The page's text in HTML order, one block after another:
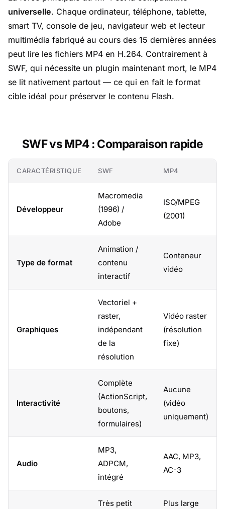
universelle. Chaque ordinateur, téléphone, tablette,
smart TV, console de jeu, navigateur web et lecteur
multimédia fabriqué au cours des 15 dernières années
peut lire les fichiers MP4 en H.264. Contrairement à
SWF, qui nécessite un plugin maintenant mort, le MP4
se lit nativement partout — ce qui en fait le format
cible idéal pour préserver le contenu Flash.
SWF vs MP4 : Comparaison rapide
CARACTÉRISTIQUE SWF MP4
Développeur
Macromedia
(1996) /
Adobe
ISO/MPEG
(2001)
Type de format
Animation /
contenu
interactif
Conteneur
vidéo
Graphiques
Vectoriel +
raster,
indépendant
de la
résolution
Vidéo raster
(résolution
fixe)
Interactivité
Complète
(ActionScript,
boutons,
formulaires)
Aucune
(vidéo
uniquement)
Audio
MP3,
ADPCM,
intégré
AAC, MP3,
AC-3
Très petit Plus large